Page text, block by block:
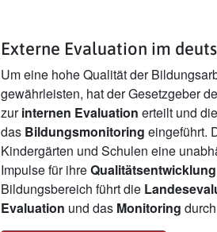
Externe Evaluation im
Um eine hohe Qualität der
gewährleisten, hat der Gesetzgeber
zurinternen Evaluation erteilt und die
das Bildungsmonitoring eingeführt.
Kindergärten und Schulen eine
Impulse für ihreQualitätsentwicklung
Bildungsbereich führt die
Evaluation und das Monitoring